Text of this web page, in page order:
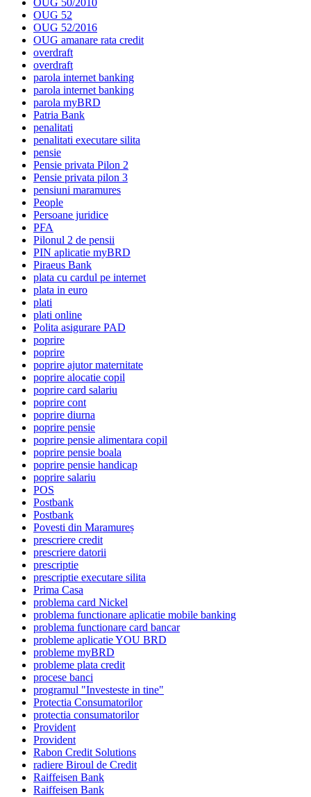
OUG 52
OUG 52/2016
OUG amanare rata credit
overdraft
overdraft
parola internet banking
parola internet banking
parola myBRD
Patria Bank
penalitati
penalitati executare silita
pensie
Pensie privata Pilon 2
Pensie privata pilon 3
pensiuni maramures
People
Persoane juridice
PFA
Pilonul 2 de pensii
PIN aplicatie myBRD
Piraeus Bank
plata cu cardul pe internet
plata in euro
plati
plati online
Polita asigurare PAD
poprire
poprire
poprire ajutor maternitate
poprire alocatie copil
poprire card salariu
poprire cont
poprire diurna
poprire pensie
poprire pensie alimentara copil
poprire pensie boala
poprire pensie handicap
poprire salariu
POS
Postbank
Postbank
Povesti din Maramureș
prescriere credit
prescriere datorii
prescriptie
prescriptie executare silita
Prima Casa
problema card Nickel
problema functionare aplicatie mobile banking
problema functionare card bancar
probleme aplicatie YOU BRD
probleme myBRD
probleme plata credit
procese banci
programul "Investeste in tine"
Protectia Consumatorilor
protectia consumatorilor
Provident
Provident
Rabon Credit Solutions
radiere Biroul de Credit
Raiffeisen Bank
Raiffeisen Bank